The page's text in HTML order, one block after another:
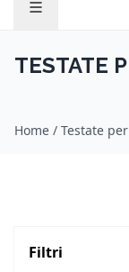
TESTATE
Home /
Filtri